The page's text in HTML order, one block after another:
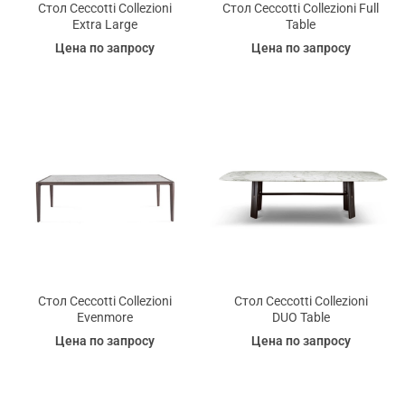
Стол Ceccotti Collezioni
Extra Large
Цена по запросу
Стол Ceccotti Collezioni Full
Table
Цена по запросу
Стол Ceccotti Collezioni
Evenmore
Цена по запросу
Стол Ceccotti Collezioni
DUO Table
Цена по запросу